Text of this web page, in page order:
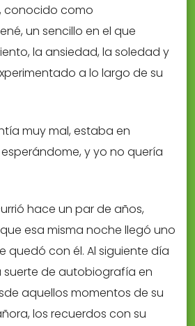
conocido como
un sencillo en el que
la ansiedad, la soledad y
a lo largo de su
muy mal, estaba en
y yo no quería
hace un par de años,
esa misma noche llegó uno
quedó con él. Al siguiente día
suerte de autobiografía en
aquellos momentos de su
los recuerdos con su